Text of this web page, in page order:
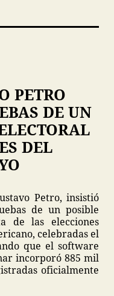
PETRO
DE UN
DEL
Petro, insistió
de un posible
de las elecciones
celebradas el
que el software
incorporó 885 mil
oficialmente